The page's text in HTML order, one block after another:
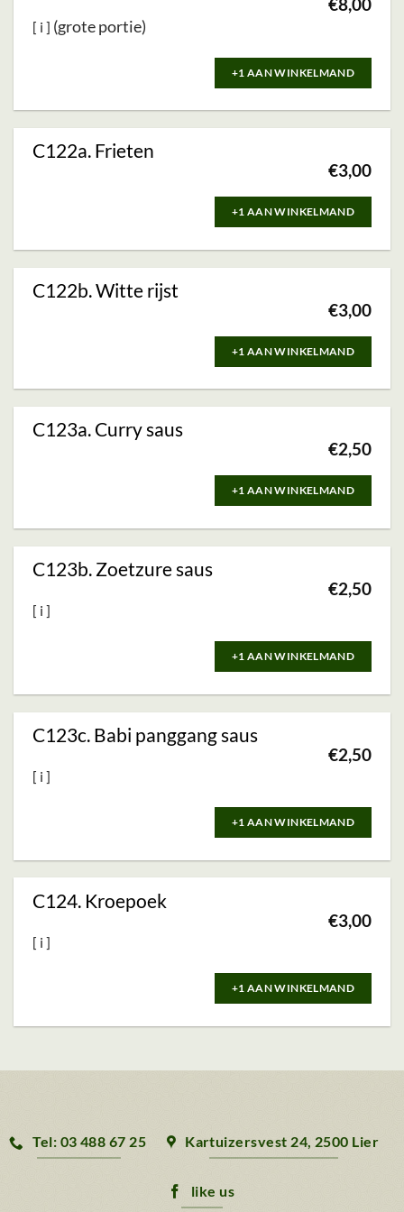
€8,00
(grote portie)
+1 AAN WINKELMAND
C122a. Frieten
€3,00
+1 AAN WINKELMAND
C122b. Witte rijst
€3,00
+1 AAN WINKELMAND
C123a. Curry saus
€2,50
+1 AAN WINKELMAND
C123b. Zoetzure saus
€2,50
+1 AAN WINKELMAND
C123c. Babi panggang saus
€2,50
+1 AAN WINKELMAND
C124. Kroepoek
€3,00
+1 AAN WINKELMAND
Tel: 03 488 67 25 Kartuizersvest 24, 2500 Lier
like us